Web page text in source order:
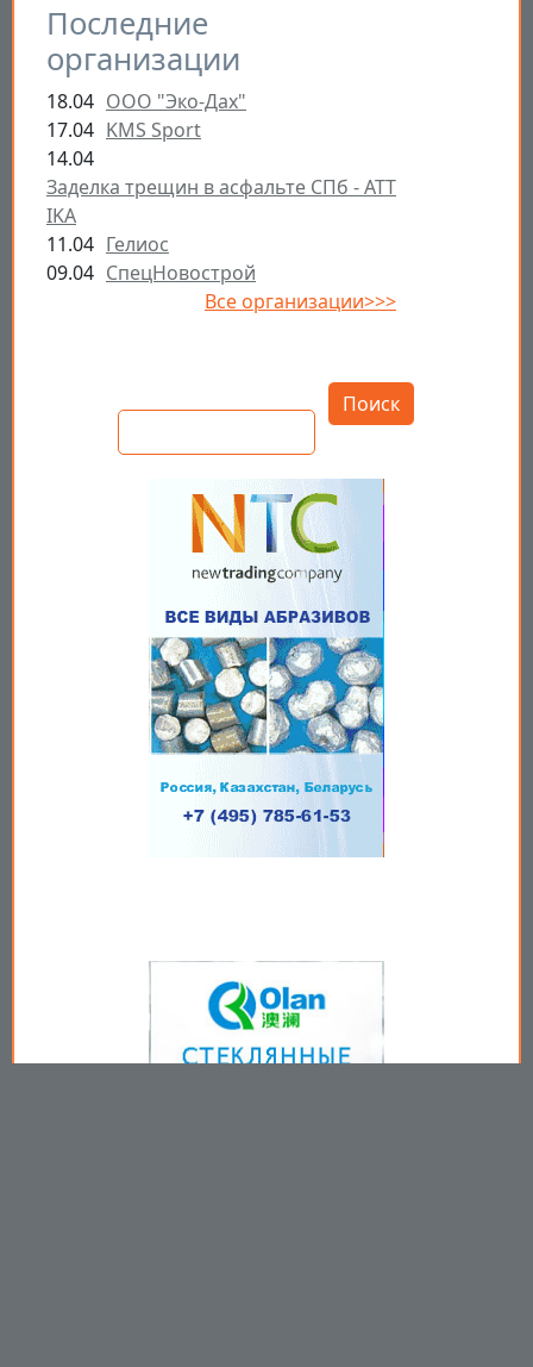
Последние
организации
18.04 ООО "Эко-Дах"
17.04 KMS Sport
14.04
Заделка трещин в асфальте СПб - ATT
IKA
11.04 Гелиос
09.04 СпецНовострой
Все организации>>>